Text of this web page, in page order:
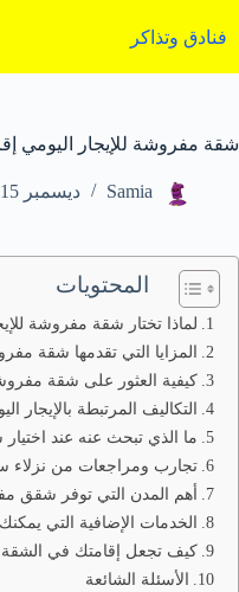
إلى
المحتوى
فنادق وتذاكر
شقة مفروشة للإيجار اليومي
Samia ديسمبر 15, 2024
المحتويات
لماذا تختار شقة مفروشة
المزايا التي تقدمها شقة
كيفية العثور على شقة
التكاليف المرتبطة بالإيجار
ما الذي تبحث عنه عند
تجارب ومراجعات من نزلاء
أهم المدن التي توفر شقق
الخدمات الإضافية التي يمكنك
كيف تجعل إقامتك في
الأسئلة الشائعة